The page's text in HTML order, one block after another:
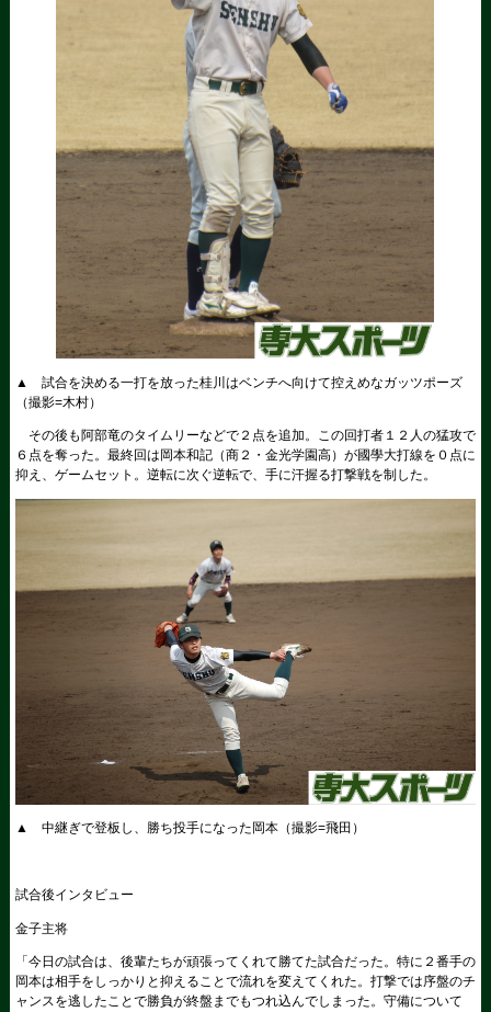
▲ 試合を決める一打を放った桂川はベンチへ向けて控えめなガッツポーズ
（撮影=木村）
その後も阿部竜のタイムリーなどで２点を追加。この回打者１２人の猛攻で
６点を奪った。最終回は岡本和記（商２・金光学園高）が國學大打線を０点に
抑え、ゲームセット。逆転に次ぐ逆転で、手に汗握る打撃戦を制した。
▲ 中継ぎで登板し、勝ち投手になった岡本（撮影=飛田）
試合後インタビュー
金子主将
「今日の試合は、後輩たちが頑張ってくれて勝てた試合だった。特に２番手の
岡本は相手をしっかりと抑えることで流れを変えてくれた。打撃では序盤のチ
ャンスを逃したことで勝負が終盤までもつれ込んでしまった。守備について